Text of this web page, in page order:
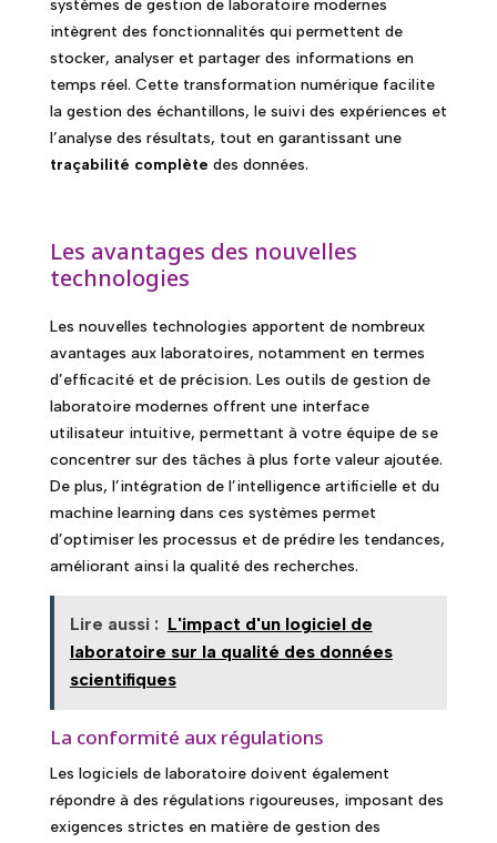
systèmes de gestion de laboratoire modernes
intègrent des fonctionnalités qui permettent de
stocker, analyser et partager des informations en
temps réel. Cette transformation numérique facilite
la gestion des échantillons, le suivi des expériences et
l’analyse des résultats, tout en garantissant une
traçabilité complète des données.
Les avantages des nouvelles
technologies
Les nouvelles technologies apportent de nombreux
avantages aux laboratoires, notamment en termes
d’efficacité et de précision. Les outils de gestion de
laboratoire modernes offrent une interface
utilisateur intuitive, permettant à votre équipe de se
concentrer sur des tâches à plus forte valeur ajoutée.
De plus, l’intégration de l’intelligence artificielle et du
machine learning dans ces systèmes permet
d’optimiser les processus et de prédire les tendances,
améliorant ainsi la qualité des recherches.
Lire aussi : L'impact d'un logiciel de
laboratoire sur la qualité des données
scientifiques
La conformité aux régulations
Les logiciels de laboratoire doivent également
répondre à des régulations rigoureuses, imposant des
exigences strictes en matière de gestion des